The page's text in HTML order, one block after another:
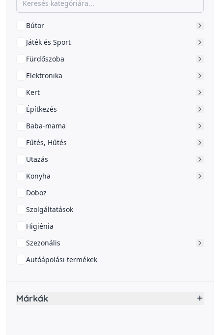
Bútor
Játék és Sport
Fürdőszoba
Elektronika
Kert
Építkezés
Baba-mama
Fűtés, Hűtés
Utazás
Konyha
Doboz
Szolgáltatások
Higiénia
Szezonális
Autóápolási termékek
Márkák